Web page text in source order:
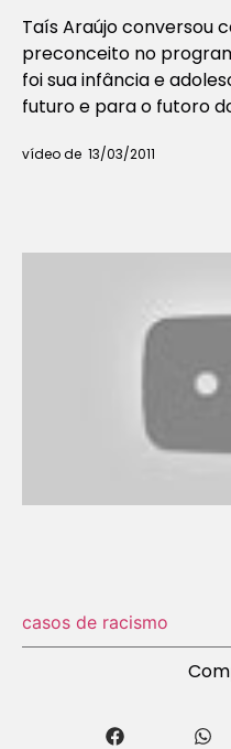
Taís Araújo conversou
preconceito no
foi sua infância e
futuro e para o futoro
vídeo de 13/03/2011
casos de racismo